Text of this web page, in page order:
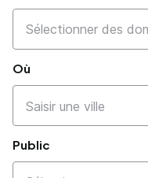
Où
Public